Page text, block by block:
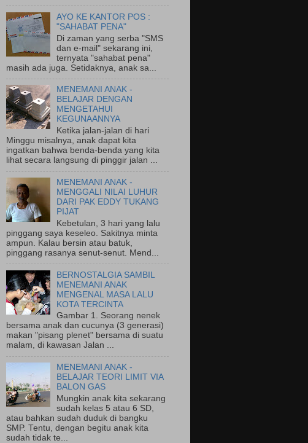
AYO KE KANTOR POS :
"SAHABAT PENA"
Di zaman yang serba "SMS
dan e-mail" sekarang ini,
ternyata "sahabat pena"
masih ada juga. Setidaknya, anak sa...
MENEMANI ANAK -
BELAJAR DENGAN
MENGETAHUI
KEGUNAANNYA
Ketika jalan-jalan di hari
Minggu misalnya, anak dapat kita
ingatkan bahwa benda-benda yang kita
lihat secara langsung di pinggir jalan ...
MENEMANI ANAK -
MENGGALI NILAI LUHUR
DARI PAK EDDY TUKANG
PIJAT
Kebetulan, 3 hari yang lalu
pinggang saya keseleo. Sakitnya minta
ampun. Kalau bersin atau batuk,
pinggang rasanya senut-senut. Mend...
BERNOSTALGIA SAMBIL
MENEMANI ANAK
MENGENAL MASA LALU
KOTA TERCINTA
Gambar 1. Seorang nenek
bersama anak dan cucunya (3 generasi)
makan "pisang plenet" bersama di suatu
malam, di kawasan Jalan ...
MENEMANI ANAK -
BELAJAR TEORI LIMIT VIA
BALON GAS
Mungkin anak kita sekarang
sudah kelas 5 atau 6 SD,
atau bahkan sudah duduk di bangku
SMP. Tentu, dengan begitu anak kita
sudah tidak te...